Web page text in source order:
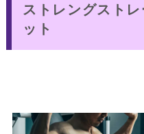
ストレングスト
ット